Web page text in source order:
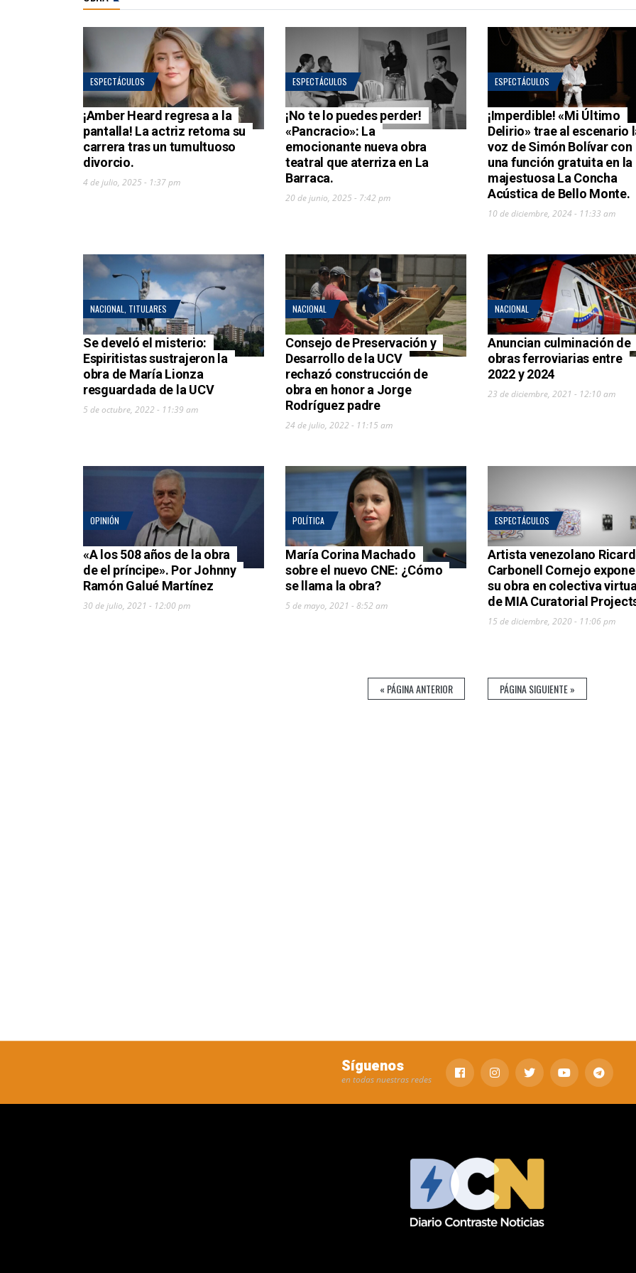
ESPECTÁCULOS
¡Amber Heard regresa a la
pantalla! La actriz retoma su
carrera tras un tumultuoso
divorcio.
4 de julio, 2025 - 1:37 pm
ESPECTÁCULOS
¡No te lo puedes perder!
«Pancracio»: La
emocionante nueva obra
teatral que aterriza en La
Barraca.
20 de junio, 2025 - 7:42 pm
ESPECTÁCULOS
¡Imperdible! «Mi Último
Delirio» trae al escenario
voz de Simón Bolívar con
una función gratuita en la
majestuosa La Concha
Acústica de Bello Monte.
10 de diciembre, 2024 - 11:33 am
NACIONAL TITULARES
Se develó el misterio:
Espiritistas sustrajeron la
obra de María Lionza
resguardada de la UCV
5 de octubre, 2022 - 11:39 am
NACIONAL
Consejo de Preservación y
Desarrollo de la UCV
rechazó construcción de
obra en honor a Jorge
Rodríguez padre
24 de julio, 2022 - 11:15 am
NACIONAL
Anuncian culminación de
obras ferroviarias entre
2022 y 2024
23 de diciembre, 2021 - 12:10 am
OPINIÓN
«A los 508 años de la obra
de el príncipe». Por Johnny
Ramón Galué Martínez
30 de julio, 2021 - 12:00 pm
POLÍTICA
María Corina Machado
sobre el nuevo CNE: ¿Cómo
se llama la obra?
5 de mayo, 2021 - 8:52 am
ESPECTÁCULOS
Artista venezolano
Carbonell Cornejo expone
su obra en colectiva virtual
de MIA Curatorial
15 de diciembre, 2020 - 11:06 pm
« PÁGINA ANTERIOR PÁGINA SIGUIENTE »
Síguenos
en todas nuestras redes